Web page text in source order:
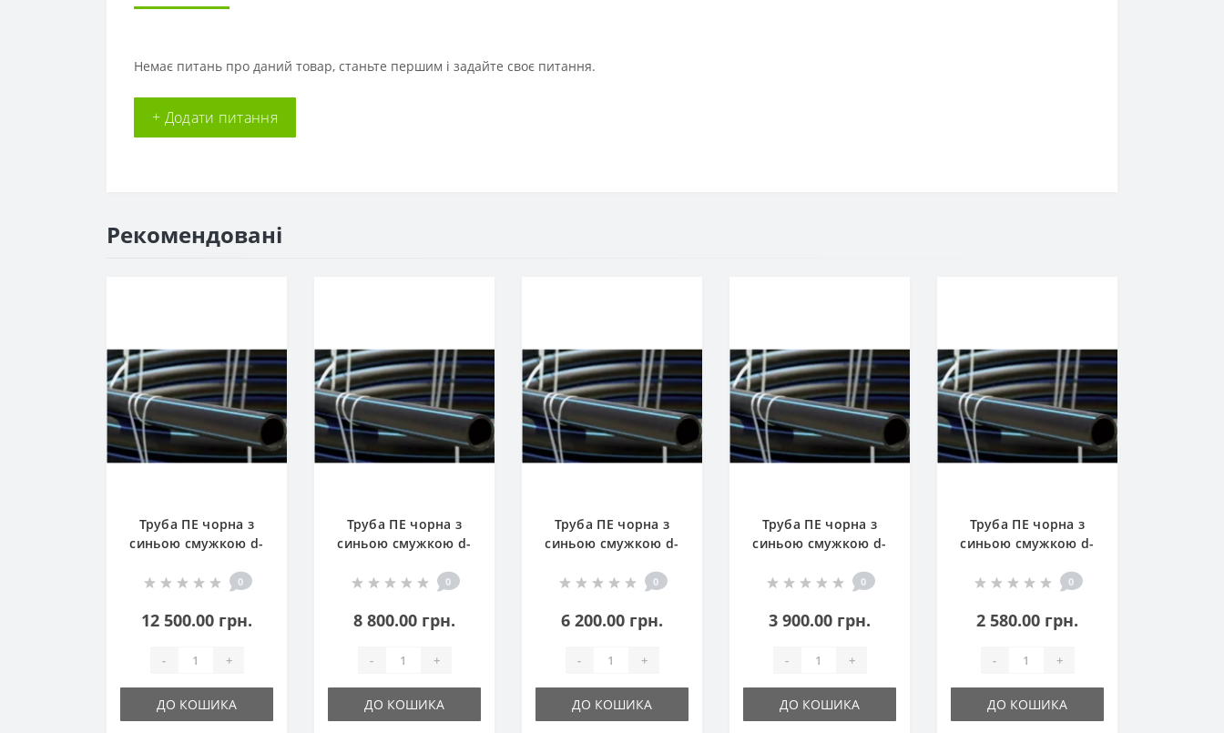
Немає питань про даний товар, станьте першим і задайте своє питання.
+ Додати питання
Рекомендовані
Труба ПЕ чорна з
синьою смужкою d-
0
12 500.00 грн.
- +
ДО КОШИКА
Труба ПЕ чорна з
синьою смужкою d-
0
8 800.00 грн.
- +
ДО КОШИКА
Труба ПЕ чорна з
синьою смужкою d-
0
6 200.00 грн.
- +
ДО КОШИКА
Труба ПЕ чорна з
синьою смужкою d-
0
3 900.00 грн.
- +
ДО КОШИКА
Труба ПЕ чорна з
синьою смужкою d-
0
2 580.00 грн.
- +
ДО КОШИКА